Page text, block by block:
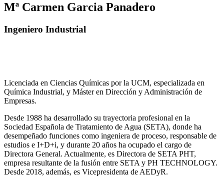
Mª Carmen Garcia Panadero
Ingeniero Industrial
Licenciada en Ciencias Químicas por la UCM, especializada en
Química Industrial, y Máster en Dirección y Administración de
Empresas.
Desde 1988 ha desarrollado su trayectoria profesional en la
Sociedad Española de Tratamiento de Agua (SETA), donde ha
desempeñado funciones como ingeniera de proceso, responsable de
estudios e I+D+i, y durante 20 años ha ocupado el cargo de
Directora General. Actualmente, es Directora de SETA PHT,
empresa resultante de la fusión entre SETA y PH TECHNOLOGY.
Desde 2018, además, es Vicepresidenta de AEDyR.